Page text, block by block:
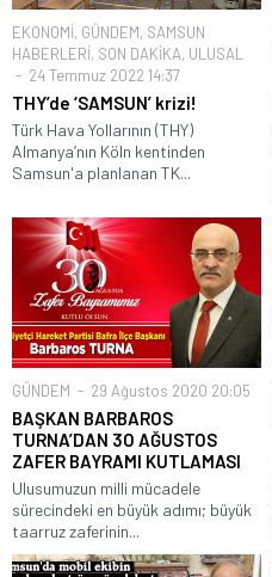
EKONOMİ, GÜNDEM, SAMSUN
HABERLERİ, SON DAKİKA, ULUSAL
24 Temmuz 2022 14:37
THY’de ‘SAMSUN’ krizi!
Türk Hava Yollarının (THY)
Almanya’nın Köln kentinden
Samsun'a planlanan TK...
GÜNDEM 29 Ağustos 2020 20:05
BAŞKAN BARBAROS
TURNA’DAN 3O AĞUSTOS
ZAFER BAYRAMI KUTLAMASI
Ulusumuzun milli mücadele
sürecindeki en büyük adımı; büyük
taarruz zaferinin...